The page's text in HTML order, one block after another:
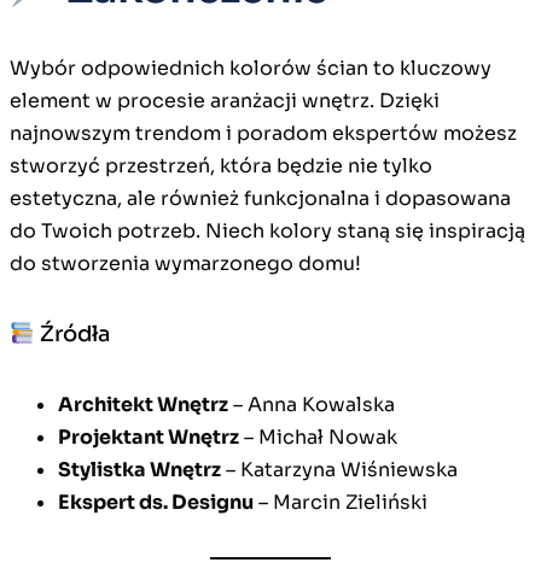
Wybór odpowiednich kolorów ścian to kluczowy
element w procesie aranżacji wnętrz. Dzięki
najnowszym trendom i poradom ekspertów możesz
stworzyć przestrzeń, która będzie nie tylko
estetyczna, ale również funkcjonalna i dopasowana
do Twoich potrzeb. Niech kolory staną się inspiracją
do stworzenia wymarzonego domu!
Źródła
Architekt Wnętrz– Anna Kowalska
Projektant Wnętrz– Michał Nowak
Stylistka Wnętrz– Katarzyna Wiśniewska
Ekspert ds. Designu– Marcin Zieliński